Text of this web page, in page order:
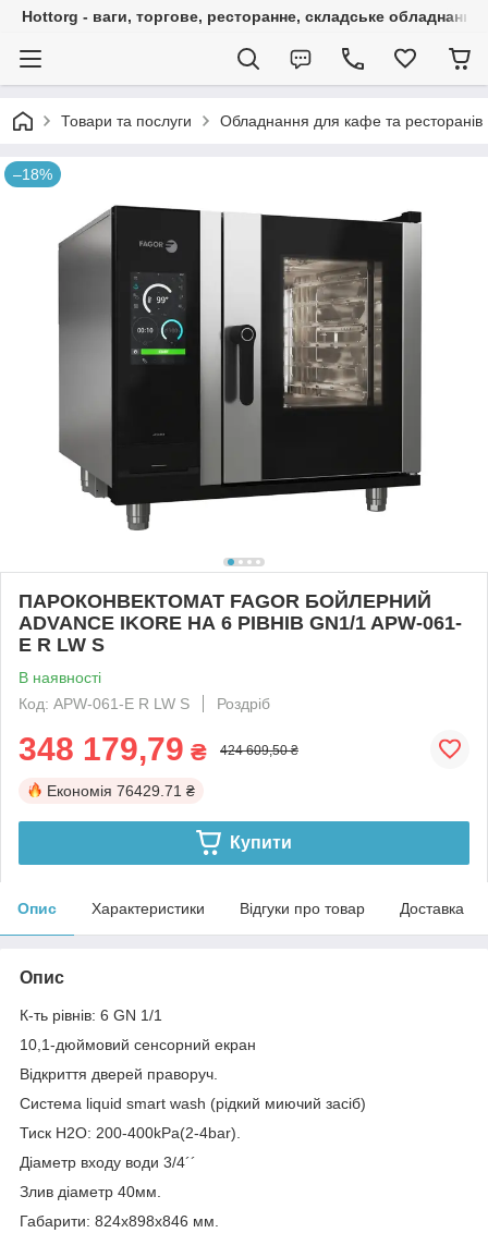
Hottorg - ваги, торгове, ресторанне, складське обладнання
Товари та послуги Обладнання для кафе та ресторанів
–18%
ПАРОКОНВЕКТОМАТ FAGOR БОЙЛЕРНИЙ
ADVANCE IKORE НА 6 РІВНІВ GN1/1 APW-061-
E R LW S
В наявності
Код: APW-061-E R LW S
Роздріб
348 179,79 ₴ 424 609,50 ₴
Економія 76429.71 ₴
Купити
Опис Характеристики Відгуки про товар Доставка
Опис
К-ть рівнів: 6 GN 1/1
10,1-дюймовий сенсорний екран
Відкриття дверей праворуч.
Система liquid smart wash (рідкий миючий засіб)
Тиск H2O: 200-400kPa(2-4bar).
Діаметр входу води 3/4´´
Злив діаметр 40мм.
Габарити: 824x898x846 мм.